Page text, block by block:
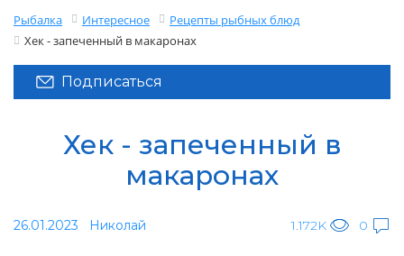
Рыбалка Интересное
Рецепты рыбных блюд
Хек - запеченный в макаронах
Подписаться
Хек - запеченный в
макаронах
26.01.2023 Николай 1.172K 0